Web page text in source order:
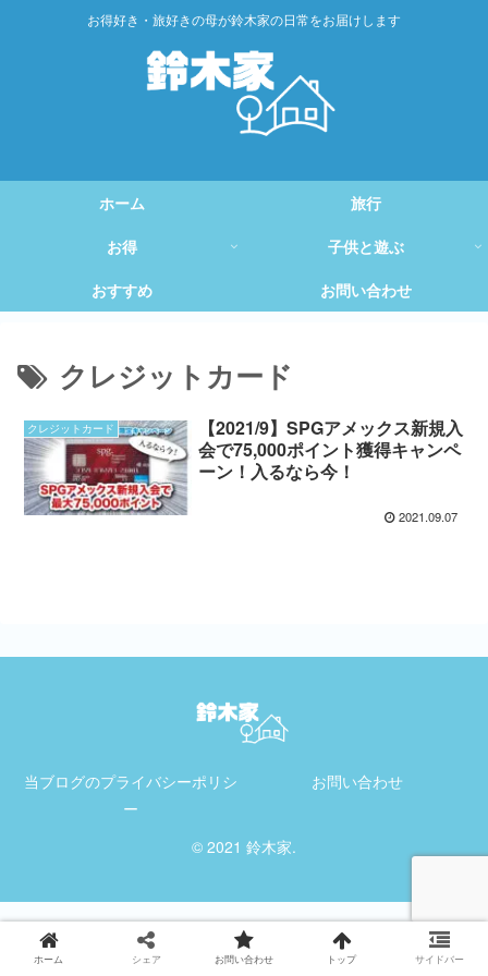
お得好き・旅好きの母が鈴木家の日常をお届けします
ホーム
旅行
お得
子供と遊ぶ
おすすめ
お問い合わせ
クレジットカード
クレジットカード
【2021/9】SPGアメックス新規入
会で75,000ポイント獲得キャンペ
ーン！入るなら今！
2021.09.07
当ブログのプライバシーポリシ
ー
お問い合わせ
© 2021 鈴木家.
ホーム シェア お問い合わせ トップ サイドバー